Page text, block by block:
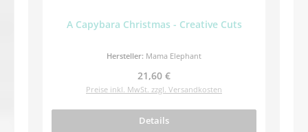
A Capybara Christmas - Creative Cuts
Hersteller: Mama Elephant
Regulärer Preis:
21,60 €
Preise inkl. MwSt. zzgl. Versandkosten
Details